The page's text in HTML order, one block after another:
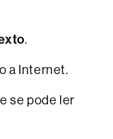
.
a Internet.
se pode ler